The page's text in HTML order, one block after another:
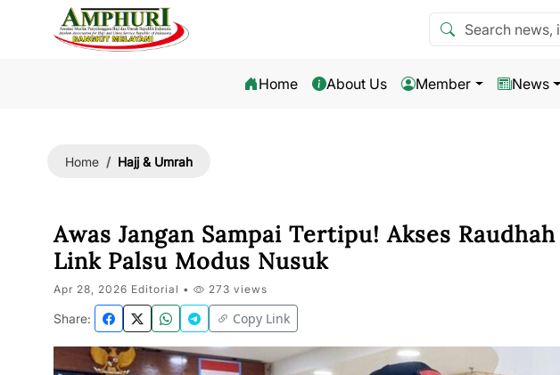
Search news
Home About Us Member News
Home Hajj & Umrah
Awas Jangan Sampai Tertipu! Akses
Link Palsu Modus Nusuk
Apr 28, 2026 Editorial • 273 views
Share: Copy Link